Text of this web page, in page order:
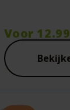
Voor 12.99